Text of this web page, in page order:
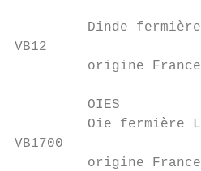
Dinde
VB12
origine
         OIES
Oie fermière
VB1700
origine